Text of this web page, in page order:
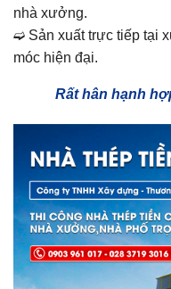
nhà xưởng.
➫ Sản xuất trực tiếp tại
móc hiện đại.
Rất hân hạnh